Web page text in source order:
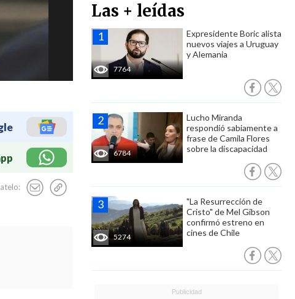
Las + leídas
7764
Expresidente Boric alista
nuevos viajes a Uruguay
y Alemania
6784
Lucho Miranda
respondió sabiamente a
frase de Camila Flores
sobre la discapacidad
5274
"La Resurrección de
Cristo" de Mel Gibson
confirmó estreno en
cines de Chile